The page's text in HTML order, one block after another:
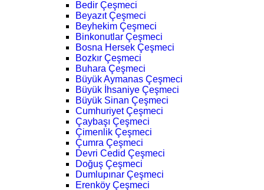
Bedir Çeşmeci
Beyazıt Çeşmeci
Beyhekim Çeşmeci
Binkonutlar Çeşmeci
Bosna Hersek Çeşmeci
Bozkır Çeşmeci
Buhara Çeşmeci
Büyük Aymanas Çeşmeci
Büyük İhsaniye Çeşmeci
Büyük Sinan Çeşmeci
Cumhuriyet Çeşmeci
Çaybaşı Çeşmeci
Çimenlik Çeşmeci
Çumra Çeşmeci
Devri Cedid Çeşmeci
Doğuş Çeşmeci
Dumlupınar Çeşmeci
Erenköy Çeşmeci